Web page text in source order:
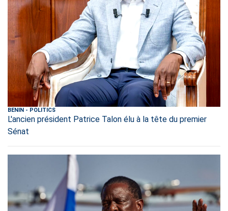
BENIN - POLITICS
L'ancien président Patrice Talon élu à la tête du premier
Sénat